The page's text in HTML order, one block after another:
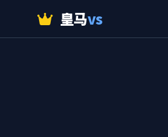
皇马vs